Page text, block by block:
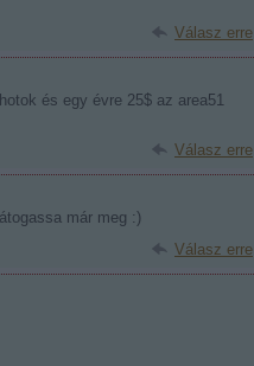
Válasz erre
és egy évre 25$ az area51
Válasz erre
már meg :)
Válasz erre